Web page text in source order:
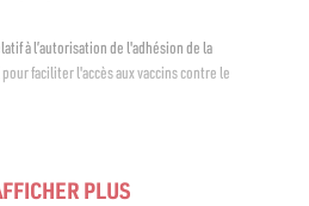
à l’autorisation de l'adhésion de la
faciliter l'accès aux vaccins contre le
PLUS